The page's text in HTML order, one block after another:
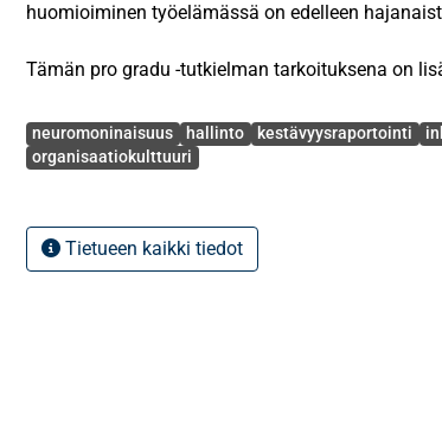
huomioiminen työelämässä on edelleen
Tämän pro gradu -tutkielman tarkoituksena on
organisaatiokulttuuria sekä vastuullisuusrapor
Tavoitteena on selvittää, millaisia näkemyksiä ja
välineinä sen edistämisessä.
Avainsanat
neuromoninaisuus hallinto kestävyysraportointi
organisaatiokulttuuri
Tietueen kaikki tiedot